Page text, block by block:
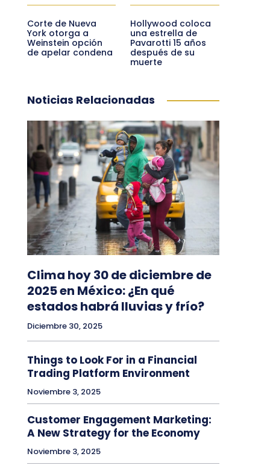
Corte de Nueva
York otorga a
Weinstein opción
de apelar condena
Hollywood coloca
una estrella de
Pavarotti 15 años
después de su
muerte
Noticias Relacionadas
Clima hoy 30 de diciembre de
2025 en México: ¿En qué
estados habrá lluvias y frío?
Diciembre 30, 2025
Things to Look For in a Financial
Trading Platform Environment
Noviembre 3, 2025
Customer Engagement Marketing:
A New Strategy for the Economy
Noviembre 3, 2025